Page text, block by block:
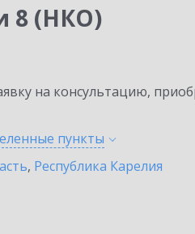
8 (НКО)
на консультацию,
пункты
, Республика Карелия